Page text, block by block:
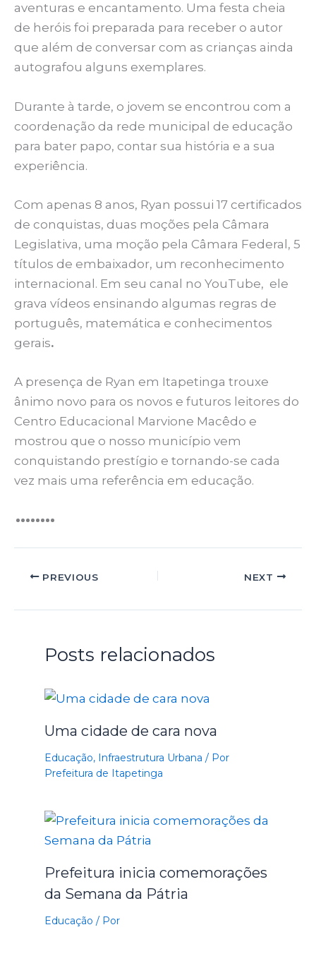
aventuras e encantamento. Uma festa cheia
de heróis foi preparada para receber o autor
que além de conversar com as crianças ainda
autografou alguns exemplares.
Durante à tarde, o jovem se encontrou com a
coordenação da rede municipal de educação
para bater papo, contar sua história e a sua
experiência.
Com apenas 8 anos, Ryan possui 17 certificados
de conquistas, duas moções pela Câmara
Legislativa, uma moção pela Câmara Federal, 5
títulos de embaixador, um reconhecimento
internacional. Em seu canal no YouTube, ele
grava vídeos ensinando algumas regras de
português, matemática e conhecimentos
gerais.
A presença de Ryan em Itapetinga trouxe
ânimo novo para os novos e futuros leitores do
Centro Educacional Marvione Macêdo e
mostrou que o nosso município vem
conquistando prestígio e tornando-se cada
vez mais uma referência em educação.
PREVIOUS NEXT
Posts relacionados
Uma cidade de cara nova
Educação, Infraestrutura Urbana / Por
Prefeitura de Itapetinga
Prefeitura inicia comemorações
da Semana da Pátria
Educação / Por